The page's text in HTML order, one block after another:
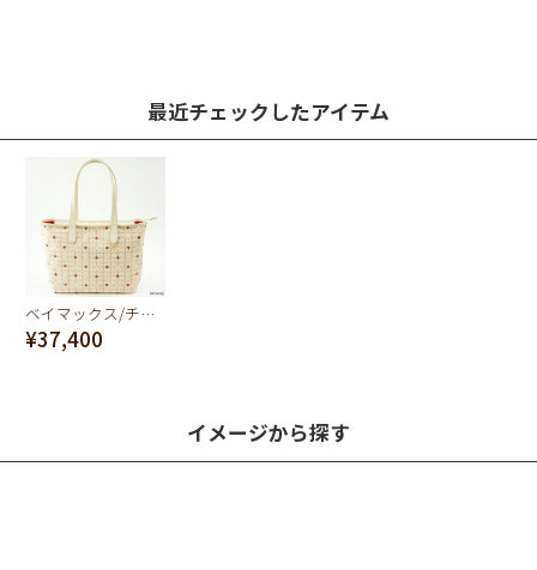
最近チェックしたアイテム
ベイマックス/チョコレート トートバッグ
¥37,400
イメージから探す